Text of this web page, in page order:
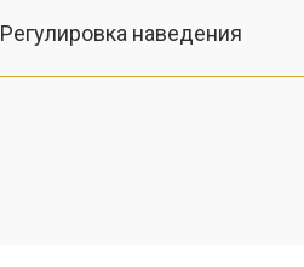
Регулировка наведения